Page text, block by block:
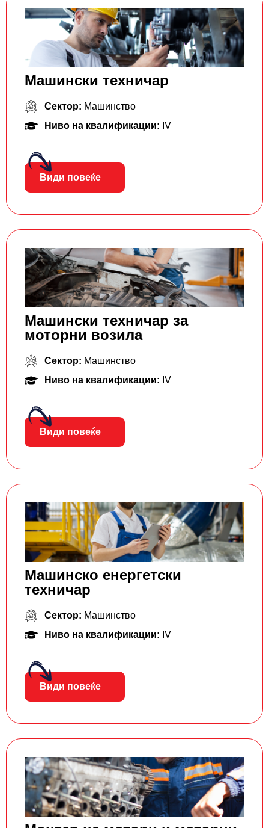
Машински техничар
Сектор: Машинство
Ниво на квалификации: IV
Види повеќе
Машински техничар за
моторни возила
Сектор: Машинство
Ниво на квалификации: IV
Види повеќе
Машинско енергетски
техничар
Сектор: Машинство
Ниво на квалификации: IV
Види повеќе